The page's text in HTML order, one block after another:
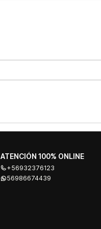
ATENCIÓN 100% ONLINE
+56932376123
56986674439